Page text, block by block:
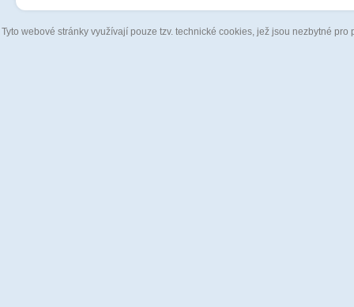
Tyto webové stránky využívají pouze tzv. technické cookies, jež jsou nezbytné